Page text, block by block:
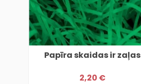
Papīra skaidas ir zaļas
2,20 €